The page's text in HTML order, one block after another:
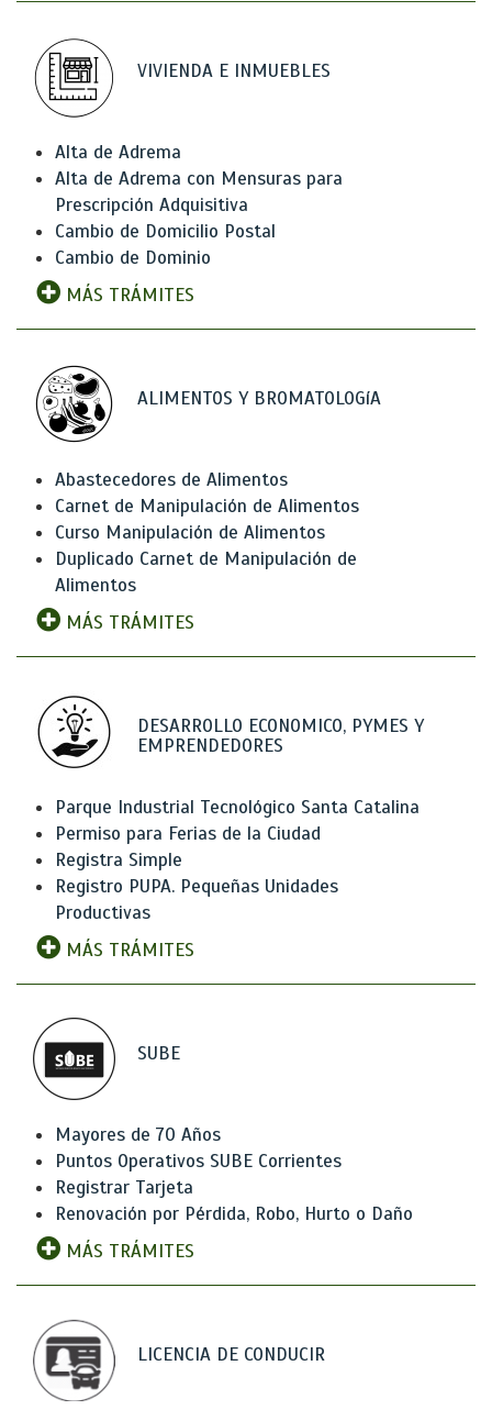
VIVIENDA E INMUEBLES
Alta de Adrema
Alta de Adrema con Mensuras para
Prescripción Adquisitiva
Cambio de Domicilio Postal
Cambio de Dominio
MÁS TRÁMITES
ALIMENTOS Y BROMATOLOGíA
Abastecedores de Alimentos
Carnet de Manipulación de Alimentos
Curso Manipulación de Alimentos
Duplicado Carnet de Manipulación de
Alimentos
MÁS TRÁMITES
DESARROLLO ECONOMICO, PYMES Y
EMPRENDEDORES
Parque Industrial Tecnológico Santa Catalina
Permiso para Ferias de la Ciudad
Registra Simple
Registro PUPA. Pequeñas Unidades
Productivas
MÁS TRÁMITES
SUBE
Mayores de 70 Años
Puntos Operativos SUBE Corrientes
Registrar Tarjeta
Renovación por Pérdida, Robo, Hurto o Daño
MÁS TRÁMITES
LICENCIA DE CONDUCIR